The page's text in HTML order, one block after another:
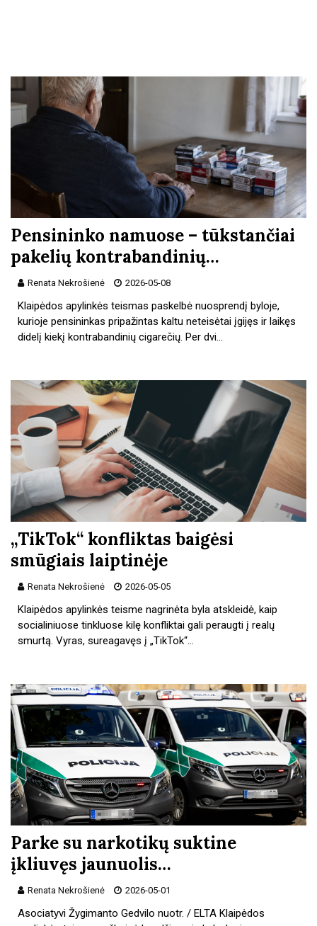
Pensininko namuose – tūkstančiai
pakelių kontrabandinių…
Renata Nekrošienė 2026-05-08
Klaipėdos apylinkės teismas paskelbė nuosprendį byloje,
kurioje pensininkas pripažintas kaltu neteisėtai įgijęs ir laikęs
didelį kiekį kontrabandinių cigarečių. Per dvi…
„TikTok“ konfliktas baigėsi
smūgiais laiptinėje
Renata Nekrošienė 2026-05-05
Klaipėdos apylinkės teisme nagrinėta byla atskleidė, kaip
socialiniuose tinkluose kilę konfliktai gali peraugti į realų
smurtą. Vyras, sureagavęs į „TikTok“…
Parke su narkotikų suktine
įkliuvęs jaunuolis…
Renata Nekrošienė 2026-05-01
Asociatyvi Žygimanto Gedvilo nuotr. / ELTA Klaipėdos